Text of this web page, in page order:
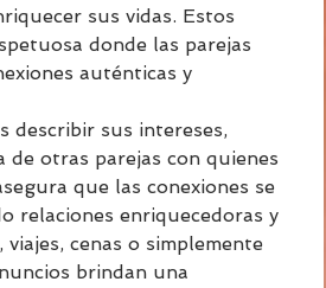
sus vidas. Estos
donde las parejas
auténticas y
describir sus intereses,
de otras parejas con quienes
que las conexiones se
relaciones enriquecedoras y
cenas o simplemente
brindan una